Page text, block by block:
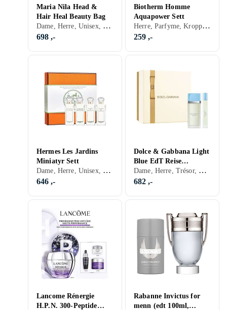
Maria Nila Head &
Hair Heal Beauty Bag
Dame, Herre, Unisex, Hårpleie
698 ,-
Biotherm Homme
Aquapower Sett
Herre, Parfyme, Kroppspleie, Barbering
259 ,-
Hermes Les Jardins
Miniatyr Sett
Dame, Herre, Unisex, Parfyme
646 ,-
Dolce & Gabbana Light
Blue EdT Reise
Gaveeske
Dame, Herre, Trésor, Parfyme
682 ,-
Lancome Rénergie
H.P.N. 300-Peptide
Rabanne Invictus for
menn (edt 100ml,